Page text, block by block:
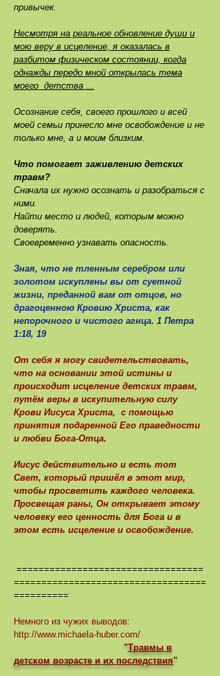
привычек.
Несмотря на реальное обновление души и
мою веру в исцеление, я оказалась в
разбитом физическом состоянии, когда
однажды передо мной открылась тема
моего детства ...
Осознание себя, своего прошлого и всей
моей семьи принесло мне освобождение и не
только мне, а и моим близким.
Что помогает заживлению детских
травм?
Сначала их нужно осознать и разобраться с
ними.
Найти место и людей, которым можно
доверять.
Своевременно узнавать опасность.
Зная, что не тленным серебром или
золотом искуплены вы от суетной
жизни, преданной вам от отцов, но
драгоценною Кровию Христа, как
непорочного и чистого агнца. 1 Петра
1:18, 19
От себя я могу свидетельствовать,
что на основании этой истины и
происходит исцеление детских травм,
путём веры в искупительную силу
Крови Иисуса Христа, с помощью
принятия подаренной Его праведности
и любви Бога-Отца.
Иисус действительно и есть тот
Свет, который пришёл в этот мир,
чтобы просветить каждого человека.
Просвещая раны, Он открывает этому
человеку его ценность для Бога и в
этом есть исцеление и освобождение.
==================================
===================================
==========
Немного из чужих выводов:
http://www.michaela-huber.com/
"Травмы в
детском возрасте и их последствия"